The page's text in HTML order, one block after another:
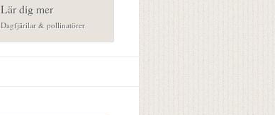
Lär dig mer
Dagfjärilar & pollinatörer